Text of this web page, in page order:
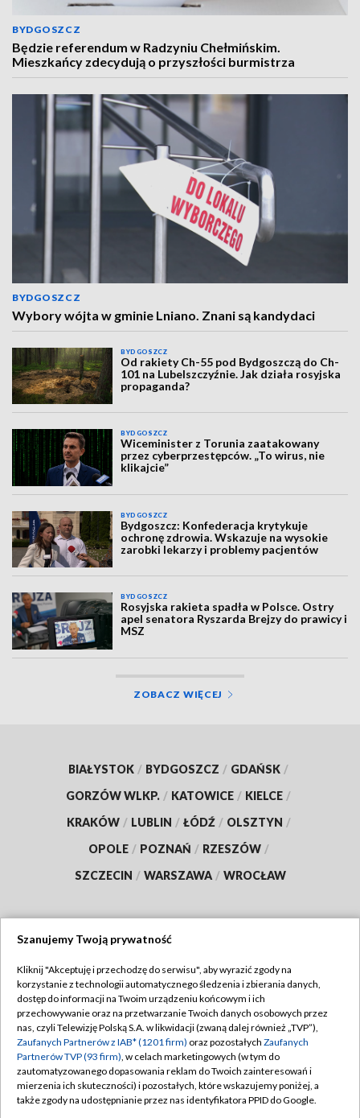
BYDGOSZCZ
Będzie referendum w Radzyniu Chełmińskim.
Mieszkańcy zdecydują o przyszłości burmistrza
BYDGOSZCZ
Wybory wójta w gminie Lniano. Znani są kandydaci
BYDGOSZCZ
Od rakiety Ch-55 pod Bydgoszczą do Ch-
101 na Lubelszczyźnie. Jak działa rosyjska
propaganda?
BYDGOSZCZ
Wiceminister z Torunia zaatakowany
przez cyberprzestępców. „To wirus, nie
klikajcie”
BYDGOSZCZ
Bydgoszcz: Konfederacja krytykuje
ochronę zdrowia. Wskazuje na wysokie
zarobki lekarzy i problemy pacjentów
BYDGOSZCZ
Rosyjska rakieta spadła w Polsce. Ostry
apel senatora Ryszarda Brejzy do prawicy i
MSZ
ZOBACZ WIĘCEJ
BIAŁYSTOK / BYDGOSZCZ / GDAŃSK /
GORZÓW WLKP. / KATOWICE / KIELCE /
KRAKÓW / LUBLIN / ŁÓDŹ / OLSZTYN /
OPOLE / POZNAŃ / RZESZÓW /
SZCZECIN / WARSZAWA / WROCŁAW
TVP
Abonament TVP
Emisja w TVP
Centrum informacji TVP
Naziemna Telewizja Cyfrowa
Regulamin TVP
Polityka prywatności
Moje zgody
Pomoc
Szanujemy Twoją prywatność
Kliknij "Akceptuję i przechodzę do serwisu", aby wyrazić zgody na
korzystanie z technologii automatycznego śledzenia i zbierania danych,
dostęp do informacji na Twoim urządzeniu końcowym i ich
przechowywanie oraz na przetwarzanie Twoich danych osobowych przez
nas, czyli Telewizję Polską S.A. w likwidacji (zwaną dalej również „TVP”),
Zaufanych Partnerów z IAB* (1201 firm) oraz pozostałych Zaufanych
Partnerów TVP (93 firm), w celach marketingowych (w tym do
zautomatyzowanego dopasowania reklam do Twoich zainteresowań i
mierzenia ich skuteczności) i pozostałych, które wskazujemy poniżej, a
także zgody na udostępnianie przez nas identyfikatora PPID do Google.